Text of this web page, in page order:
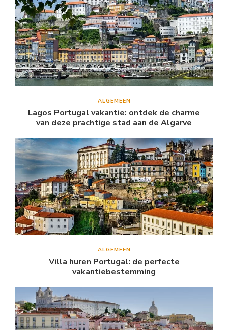
ALGEMEEN
Lagos Portugal vakantie: ontdek de charme
van deze prachtige stad aan de Algarve
ALGEMEEN
Villa huren Portugal: de perfecte
vakantiebestemming